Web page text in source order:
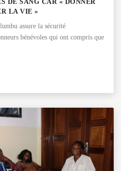
DE SANG CAR « DONNER
LA VIE »
assure la sécurité
bénévoles qui ont compris que